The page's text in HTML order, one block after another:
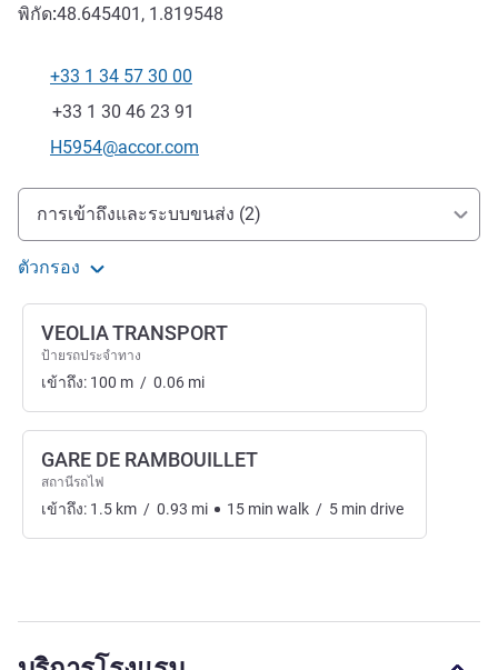
พิกัด:48.645401, 1.819548
โทรศัพท์
+33 1 34 57 30 00
แฟกซ์
+33 1 30 46 23 91
อีเมลติดต่อ
H5954@accor.com
การเข้าถึงและการเดินทาง
การเข้าถึงและระบบขนส่ง (2)
ตัวกรอง
VEOLIA TRANSPORT
ป้ายรถประจำทาง
เข้าถึง: 100 m / 0.06 mi
GARE DE RAMBOUILLET
สถานีรถไฟ
เข้าถึง: 1.5 km / 0.93 mi 15 min walk / 5 min drive